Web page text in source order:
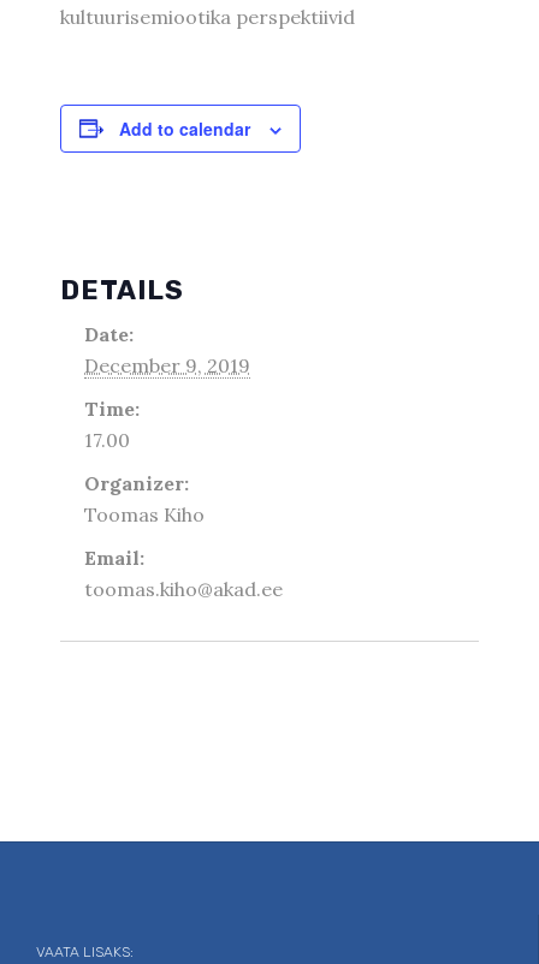
kultuurisemiootika perspektiivid
Add to calendar
DETAILS
Date:
December 9, 2019
Time:
17.00
Organizer:
Toomas Kiho
Email:
toomas.kiho@akad.ee
VAATA LISAKS: